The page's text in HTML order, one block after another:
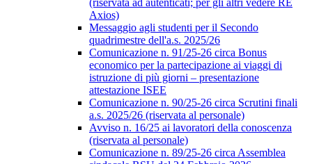
(riservata ad autenticati; per gli altri vedere RE
Axios)
Messaggio agli studenti per il Secondo
quadrimestre dell'a.s. 2025/26
Comunicazione n. 91/25-26 circa Bonus
economico per la partecipazione ai viaggi di
istruzione di più giorni – presentazione
attestazione ISEE
Comunicazione n. 90/25-26 circa Scrutini finali
a.s. 2025/26 (riservata al personale)
Avviso n. 16/25 ai lavoratori della conoscenza
(riservata al personale)
Comunicazione n. 89/25-26 circa Assemblea